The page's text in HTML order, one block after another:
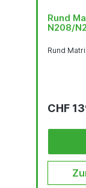
Rund
N208/
Rund
CHF